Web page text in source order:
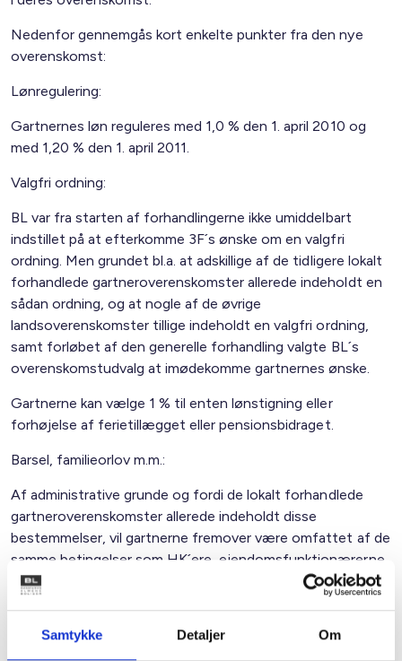
Samtykke Detaljer Om
Nedenfor gennemgås kort enkelte punkter fra den nye
overenskomst:
Lønregulering:
Gartnernes løn reguleres med 1,0 % den 1. april 2010 og
med 1,20 % den 1. april 2011.
Valgfri ordning:
BL var fra starten af forhandlingerne ikke umiddelbart
indstillet på at efterkomme 3F´s ønske om en valgfri
ordning. Men grundet bl.a. at adskillige af de tidligere lokalt
forhandlede gartneroverenskomster allerede indeholdt en
sådan ordning, og at nogle af de øvrige
landsoverenskomster tillige indeholdt en valgfri ordning,
samt forløbet af den generelle forhandling valgte BL´s
overenskomstudvalg at imødekomme gartnernes ønske.
Gartnerne kan vælge 1 % til enten lønstigning eller
forhøjelse af ferietillægget eller pensionsbidraget.
Barsel, familieorlov m.m.:
Af administrative grunde og fordi de lokalt forhandlede
gartneroverenskomster allerede indeholdt disse
bestemmelser, vil gartnerne fremover være omfattet af de
samme betingelser som HK´ere, ejendomsfunktionærerne,
inspektører og akademikere, når det gælder barsel, orlov,
Seniorordning: